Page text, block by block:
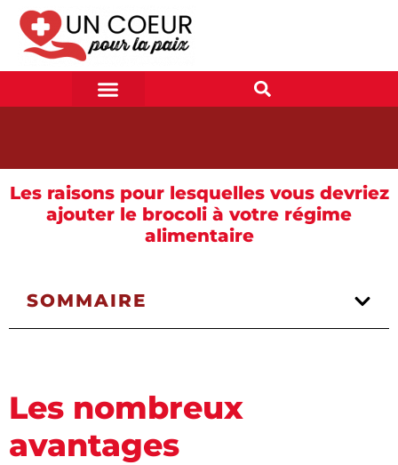
Les raisons pour lesquelles vous devriez
ajouter le brocoli à votre régime
alimentaire
SOMMAIRE
Les nombreux
avantages